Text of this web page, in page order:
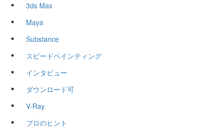
3ds Max
Maya
Substance
スピードペインティング
インタビュー
ダウンロード可
V-Ray
プロのヒント